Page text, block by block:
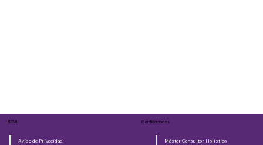
Aviso de Privacidad
LEGAL
Máster Consultor Holístico
Certificaciones